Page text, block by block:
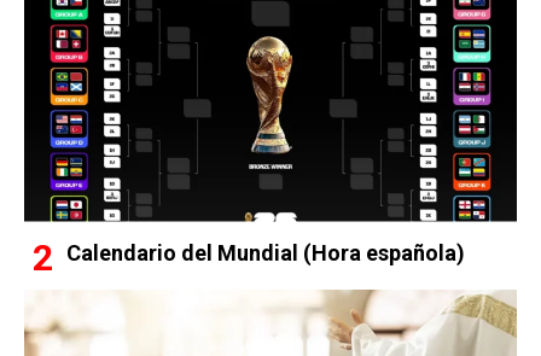
Calendario del Mundial (Hora española)